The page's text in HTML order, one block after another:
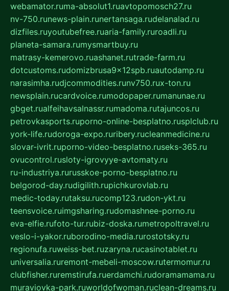
webamator.ruma-absolut1.ruavtopomosch27.ru
nv-750.runews-plain.runertansaga.rudelanalad.ru
dizfiles.ruyoutubefree.ruaria-family.ruroadli.ru
planeta-samara.rumysmartbuy.ru
matrasy-kemerovo.ruashanet.rutrade-farm.ru
dotcustoms.rudomizbrusa9x12spb.ruautodamp.ru
narasimha.rudjcommodities.runv750.rux-ton.ru
newsplain.rucardvoice.rumodopaper.rumanunae.ru
gbget.rualfeihavsalnassr.rumadoma.rutajuncos.ru
petrovkasports.ruporno-online-besplatno.rusplclub.ru
york-life.rudoroga-expo.ruribery.rucleanmedicine.ru
slovar-ivrit.ruporno-video-besplatno.ruseks-365.ru
ovucontrol.rusloty-igrovyye-avtomaty.ru
ru-industriya.rurusskoe-porno-besplatno.ru
belgorod-day.rudigilith.rupichkurovlab.ru
medic-today.rutaksu.rucomp123.rudon-ykt.ru
teensvoice.ruimgsharing.rudomashnee-porno.ru
eva-elfie.rufoto-tur.rubiz-doska.rumetropoltravel.ru
veslo-i-yakor.ruborodino-media.rurostotsky.ru
regionufa.ruweiss-bet.ruzaryna.rucasinotablet.ru
universalia.ruremont-mebeli-moscow.rutermomur.ru
clubfisher.ruremstirufa.ruerdamchi.rudoramamama.ru
muraviovka-park.ruworldofwoman.ruclean-dreams.ru